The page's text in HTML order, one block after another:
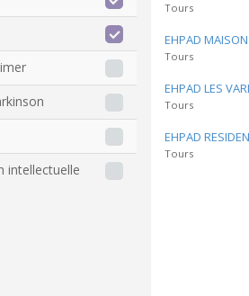
intellectuelle
Tours
EHPAD MAISON
Tours
EHPAD LES
Tours
EHPAD
Tours